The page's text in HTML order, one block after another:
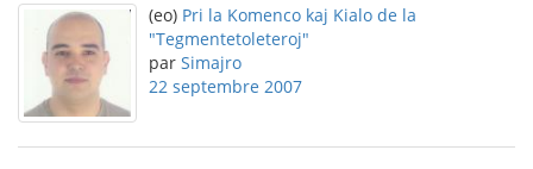
(eo) Pri la Komenco kaj Kialo de la
"Tegmentetoleteroj"
par Simajro
22 septembre 2007